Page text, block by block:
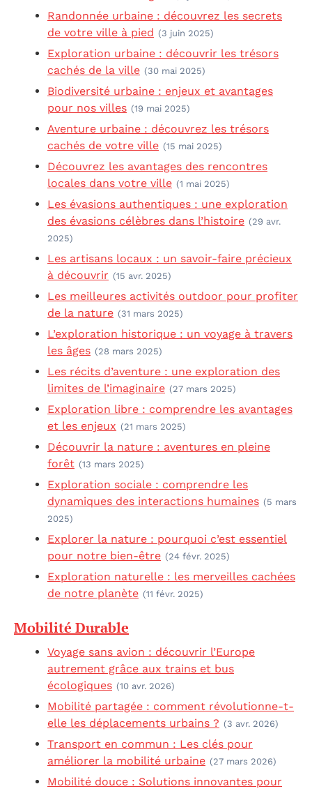
Randonnée urbaine : découvrez les secrets
de votre ville à pied (3 juin 2025)
Exploration urbaine : découvrir les trésors
cachés de la ville (30 mai 2025)
Biodiversité urbaine : enjeux et avantages
pour nos villes (19 mai 2025)
Aventure urbaine : découvrez les trésors
cachés de votre ville (15 mai 2025)
Découvrez les avantages des rencontres
locales dans votre ville (1 mai 2025)
Les évasions authentiques : une exploration
des évasions célèbres dans l’histoire (29 avr.
2025)
Les artisans locaux : un savoir-faire précieux
à découvrir (15 avr. 2025)
Les meilleures activités outdoor pour profiter
de la nature (31 mars 2025)
L’exploration historique : un voyage à travers
les âges (28 mars 2025)
Les récits d’aventure : une exploration des
limites de l’imaginaire (27 mars 2025)
Exploration libre : comprendre les avantages
et les enjeux (21 mars 2025)
Découvrir la nature : aventures en pleine
forêt (13 mars 2025)
Exploration sociale : comprendre les
dynamiques des interactions humaines (5 mars
2025)
Explorer la nature : pourquoi c’est essentiel
pour notre bien-être (24 févr. 2025)
Exploration naturelle : les merveilles cachées
de notre planète (11 févr. 2025)
Mobilité Durable
Voyage sans avion : découvrir l’Europe
autrement grâce aux trains et bus
écologiques (10 avr. 2026)
Mobilité partagée : comment révolutionne-t-
elle les déplacements urbains ? (3 avr. 2026)
Transport en commun : Les clés pour
améliorer la mobilité urbaine (27 mars 2026)
Mobilité douce : Solutions innovantes pour